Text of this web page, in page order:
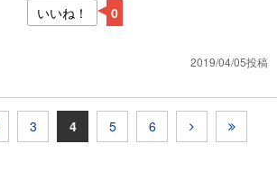
いいね！
0
2019/04/05投稿
3 4 5 6